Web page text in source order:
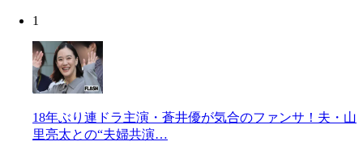
1
18年ぶり連ドラ主演・蒼井優が気合のファンサ！夫・山
里亮太との“夫婦共演…